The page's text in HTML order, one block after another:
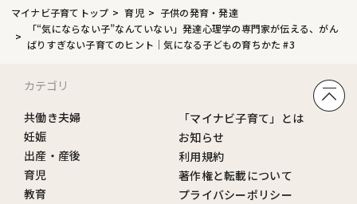
マイナビ子育てトップ 育児
子供の発育・発達
「“気にならない子”なんていない」発達心理学の専門家が伝える、がん
ばりすぎない子育てのヒント｜気になる子どもの育ちかた #3
カテゴリ
共働き夫婦
妊娠
出産・産後
育児
教育
「マイナビ子育て」とは
お知らせ
利用規約
著作権と転載について
プライバシーポリシー